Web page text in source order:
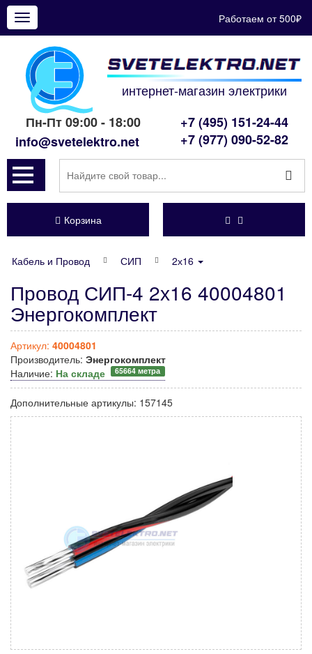
Показать
меню
Работаем от 500₽
интернет-магазин электрики
Пн-Пт 09:00 - 18:00
info@svetelektro.net
+7 (495) 151-24-44
+7 (977) 090-52-82
Корзина
Кабель и Провод СИП 2х16
Провод СИП-4 2х16 40004801
Энергокомплект
Артикул: 40004801
Производитель: Энергокомплект
Наличие: На складе 65664 метра
Дополнительные артикулы: 157145